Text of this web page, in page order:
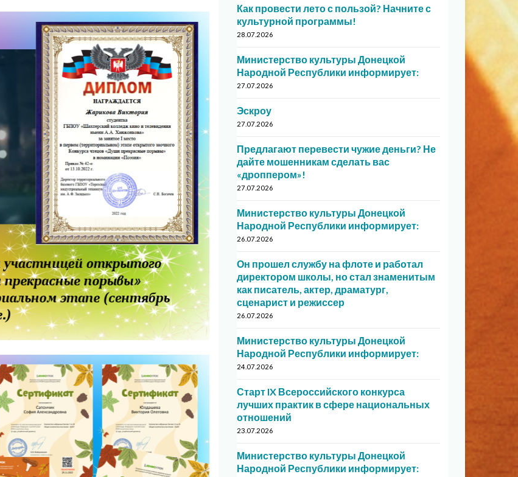
Как провести лето с пользой? Начните с
культурной программы!
28.07.2026
Министерство культуры Донецкой
Народной Республики информирует:
27.07.2026
Эскроу
27.07.2026
Предлагают перевести чужие деньги? Не
дайте мошенникам сделать вас
«дроппером»!
27.07.2026
Министерство культуры Донецкой
Народной Республики информирует:
26.07.2026
Он прошел службу на флоте и работал
директором школы, но стал знаменитым
как писатель, актер, драматург,
сценарист и режиссер
26.07.2026
Министерство культуры Донецкой
Народной Республики информирует:
24.07.2026
Старт IX Всероссийского конкурса
лучших практик в сфере национальных
отношений
23.07.2026
Министерство культуры Донецкой
Народной Республики информирует: